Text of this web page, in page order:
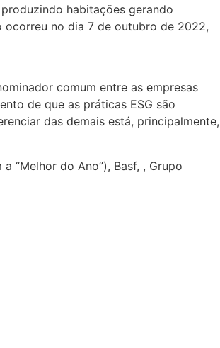
habitações gerando
ocorreu no dia 7 de outubro de 2022,
comum entre as empresas
de que as práticas ESG são
das demais está, principalmente,
“Melhor do Ano”), Basf, , Grupo